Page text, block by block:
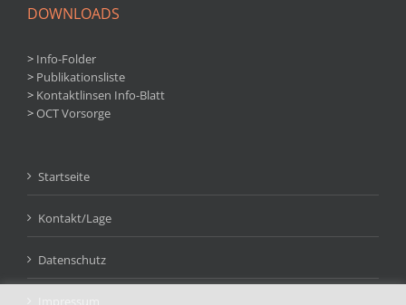
DOWNLOADS
> Info-Folder
> Publikationsliste
> Kontaktlinsen Info-Blatt
>OCT Vorsorge
Startseite
Kontakt/Lage
Datenschutz